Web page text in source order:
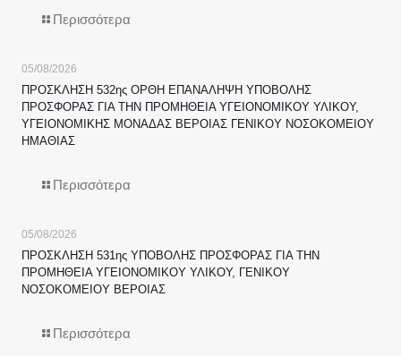
Περισσότερα
05/08/2026
ΠΡΟΣΚΛΗΣΗ 532ης ΟΡΘΗ ΕΠΑΝΑΛΗΨΗ ΥΠΟΒΟΛΗΣ
ΠΡΟΣΦΟΡΑΣ ΓΙΑ ΤΗΝ ΠΡΟΜΗΘΕΙΑ ΥΓΕΙΟΝΟΜΙΚΟΥ ΥΛΙΚΟΥ,
ΥΓΕΙΟΝΟΜΙΚΗΣ ΜΟΝΑΔΑΣ ΒΕΡΟΙΑΣ ΓΕΝΙΚΟΥ ΝΟΣΟΚΟΜΕΙΟΥ
ΗΜΑΘΙΑΣ
Περισσότερα
05/08/2026
ΠΡΟΣΚΛΗΣΗ 531ης ΥΠΟΒΟΛΗΣ ΠΡΟΣΦΟΡΑΣ ΓΙΑ ΤΗΝ
ΠΡΟΜΗΘΕΙΑ ΥΓΕΙΟΝΟΜΙΚΟΥ ΥΛΙΚΟΥ, ΓΕΝΙΚΟΥ
ΝΟΣΟΚΟΜΕΙΟΥ ΒΕΡΟΙΑΣ
Περισσότερα